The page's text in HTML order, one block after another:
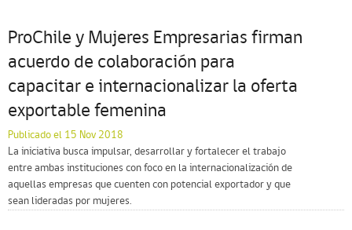
ProChile y Mujeres Empresarias firman
acuerdo de colaboración para
capacitar e internacionalizar la oferta
exportable femenina
Publicado el 15 Nov 2018
La iniciativa busca impulsar, desarrollar y fortalecer el trabajo
entre ambas instituciones con foco en la internacionalización de
aquellas empresas que cuenten con potencial exportador y que
sean lideradas por mujeres.